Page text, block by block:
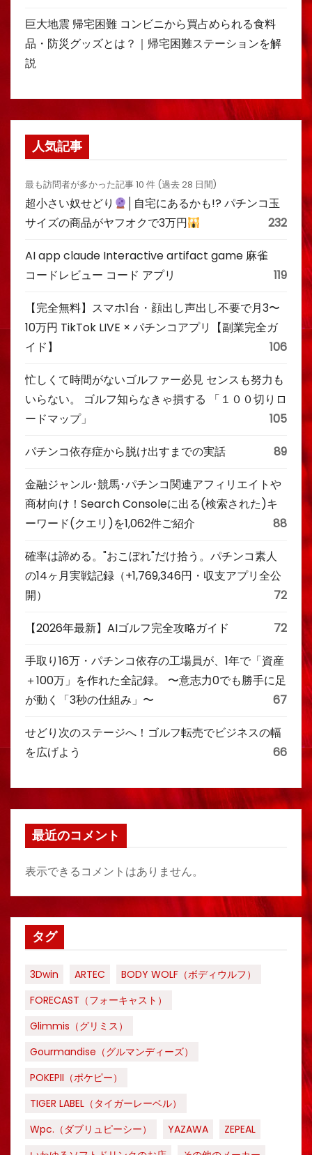
巨大地震 帰宅困難 コンビニから買占められる食料
品・防災グッズとは？｜帰宅困難ステーションを解
説
人気記事
最も訪問者が多かった記事 10 件 (過去 28 日間)
超小さい奴せどり
│自宅にあるかも!? パチンコ玉
サイズの商品がヤフオクで3万円
232
AI app claude Interactive artifact game 麻雀
コードレビュー コード アプリ
119
【完全無料】スマホ1台・顔出し声出し不要で月3〜
10万円 TikTok LIVE × パチンコアプリ【副業完全ガ
イド】
106
忙しくて時間がないゴルファー必見 センスも努力も
いらない。 ゴルフ知らなきゃ損する 「１００切りロ
ードマップ」
105
パチンコ依存症から脱け出すまでの実話 89
金融ジャンル･競馬･パチンコ関連アフィリエイトや
商材向け！Search Consoleに出る(検索された)キ
ーワード(クエリ)を1,062件ご紹介
88
確率は諦める。"おこぼれ"だけ拾う。パチンコ素人
の14ヶ月実戦記録（+1,769,346円・収支アプリ全公
開）
72
【2026年最新】AIゴルフ完全攻略ガイド 72
手取り16万・パチンコ依存の工場員が、1年で「資産
＋100万」を作れた全記録。 〜意志力0でも勝手に足
が動く「3秒の仕組み」〜
67
せどり次のステージへ！ゴルフ転売でビジネスの幅
を広げよう
66
最近のコメント
表示できるコメントはありません。
タグ
3Dwin ARTEC
BODY WOLF（ボディウルフ）
FORECAST（フォーキャスト）
Glimmis（グリミス）
Gourmandise（グルマンディーズ）
POKEPII（ポケピー）
TIGER LABEL（タイガーレーベル）
Wpc.（ダブリュピーシー）
YAZAWA
ZEPEAL